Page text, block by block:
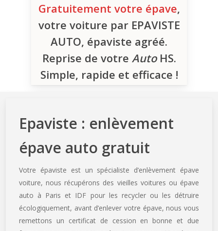
Gratuitement votre épave,
votre voiture par EPAVISTE
AUTO, épaviste agréé.
Reprise de votre AutoHS.
Simple, rapide et efficace !
Epaviste : enlèvement
épave auto gratuit
Votre épaviste est un spécialiste d’enlèvement épave
voiture, nous récupérons des vieilles voitures ou épave
auto à Paris et IDF pour les recycler ou les détruire
écologiquement, avant d’enlever votre épave, nous vous
remettons un certificat de cession en bonne et due